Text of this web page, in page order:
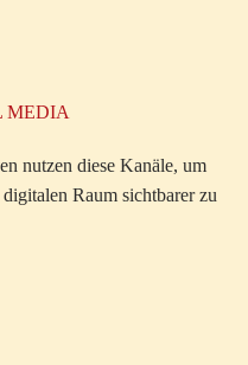
MEDIA
nutzen diese Kanäle, um
Raum sichtbarer zu